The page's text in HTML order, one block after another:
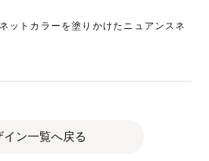
ットカラーを塗りかけたニュアンスネ
イン一覧へ戻る